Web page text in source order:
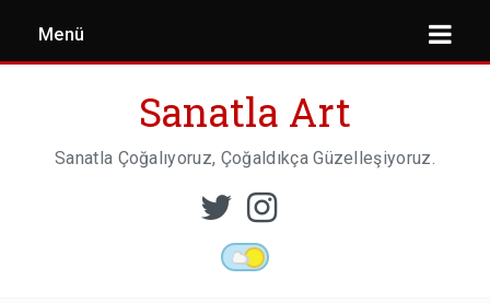
Menü
Sanatla Art
Sanatla Çoğalıyoruz, Çoğaldıkça Güzelleşiyoruz.